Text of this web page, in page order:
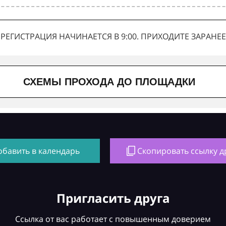
РЕГИСТРАЦИЯ НАЧИНАЕТСЯ В 9:00. ПРИХОДИТЕ ЗАРАНЕЕ
СХЕМЫ ПРОХОДА ДО ПЛОЩАДКИ
в календарь Скопировать ссылку
Пригласить друга
Ссылка от вас работает с повышенным доверием